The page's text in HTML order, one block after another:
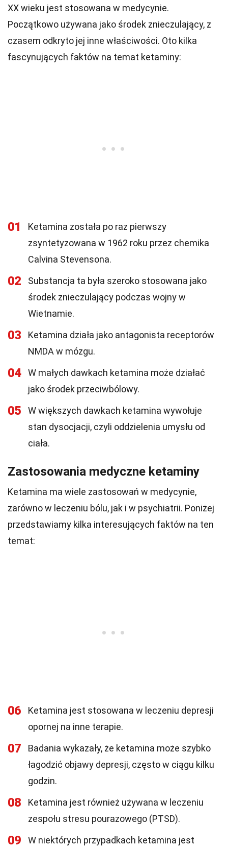
XX wieku jest stosowana w medycynie.
Początkowo używana jako środek znieczulający, z
czasem odkryto jej inne właściwości. Oto kilka
fascynujących faktów na temat ketaminy:
01
Ketamina została po raz pierwszy
zsyntetyzowana w 1962 roku przez chemika
Calvina Stevensona.
02
Substancja ta była szeroko stosowana jako
środek znieczulający podczas wojny w
Wietnamie.
03
Ketamina działa jako antagonista receptorów
NMDA w mózgu.
04
W małych dawkach ketamina może działać
jako środek przeciwbólowy.
05
W większych dawkach ketamina wywołuje
stan dysocjacji, czyli oddzielenia umysłu od
ciała.
Zastosowania medyczne ketaminy
Ketamina ma wiele zastosowań w medycynie,
zarówno w leczeniu bólu, jak i w psychiatrii. Poniżej
przedstawiamy kilka interesujących faktów na ten
temat:
06
Ketamina jest stosowana w leczeniu depresji
opornej na inne terapie.
07
Badania wykazały, że ketamina może szybko
łagodzić objawy depresji, często w ciągu kilku
godzin.
08
Ketamina jest również używana w leczeniu
zespołu stresu pourazowego (PTSD).
09 W niektórych przypadkach ketamina jest